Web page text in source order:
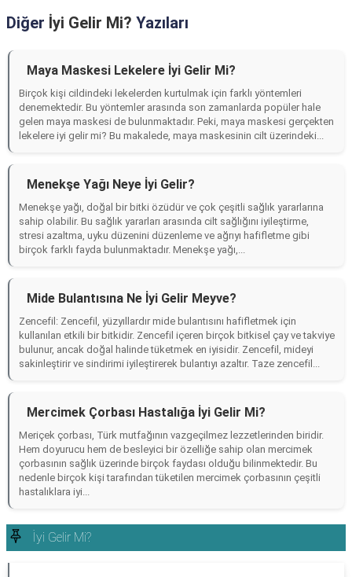
Diğer İyi Gelir Mi? Yazıları
Maya Maskesi Lekelere İyi Gelir Mi?
Birçok kişi cildindeki lekelerden kurtulmak için farklı yöntemleri
denemektedir. Bu yöntemler arasında son zamanlarda popüler hale
gelen maya maskesi de bulunmaktadır. Peki, maya maskesi gerçekten
lekelere iyi gelir mi? Bu makalede, maya maskesinin cilt üzerindeki...
Menekşe Yağı Neye İyi Gelir?
Menekşe yağı, doğal bir bitki özüdür ve çok çeşitli sağlık yararlarına
sahip olabilir. Bu sağlık yararları arasında cilt sağlığını iyileştirme,
stresi azaltma, uyku düzenini düzenleme ve ağrıyı hafifletme gibi
birçok farklı fayda bulunmaktadır. Menekşe yağı,...
Mide Bulantısına Ne İyi Gelir Meyve?
Zencefil: Zencefil, yüzyıllardır mide bulantısını hafifletmek için
kullanılan etkili bir bitkidir. Zencefil içeren birçok bitkisel çay ve takviye
bulunur, ancak doğal halinde tüketmek en iyisidir. Zencefil, mideyi
sakinleştirir ve sindirimi iyileştirerek bulantıyı azaltır. Taze zencefil...
Mercimek Çorbası Hastalığa İyi Gelir Mi?
Meriçek çorbası, Türk mutfağının vazgeçilmez lezzetlerinden biridir.
Hem doyurucu hem de besleyici bir özelliğe sahip olan mercimek
çorbasının sağlık üzerinde birçok faydası olduğu bilinmektedir. Bu
nedenle birçok kişi tarafından tüketilen mercimek çorbasının çeşitli
hastalıklara iyi...
İyi Gelir Mi?